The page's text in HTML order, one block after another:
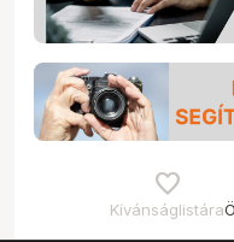
Kívánságlistára